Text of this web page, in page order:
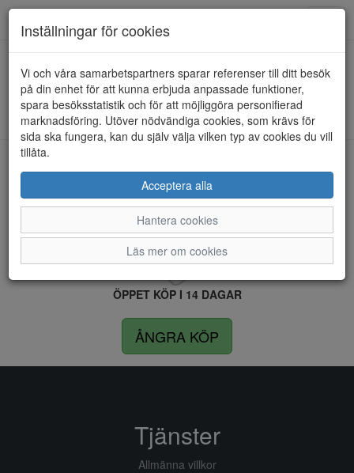
HEM SKECHERS
Kunde inte hitta några artiklar...
LEVERANS INOM 4 DAGAR INOM SVERIGE
FRI FRAKT VID KÖP ÖVER 1.500 KR
ÖPPET KÖP I 14 DAGAR
ÅNGRA KÖP
Inställningar för cookies
Vi och våra samarbetspartners sparar referenser till ditt besök
på din enhet för att kunna erbjuda anpassade funktioner,
spara besöksstatistik och för att möjliggöra personifierad
marknadsföring. Utöver nödvändiga cookies, som krävs för
sida ska fungera, kan du själv välja vilken typ av cookies du vill
tillåta.
Acceptera alla
Hantera cookies
Läs mer om cookies
Tjänster
Allmänna villkor